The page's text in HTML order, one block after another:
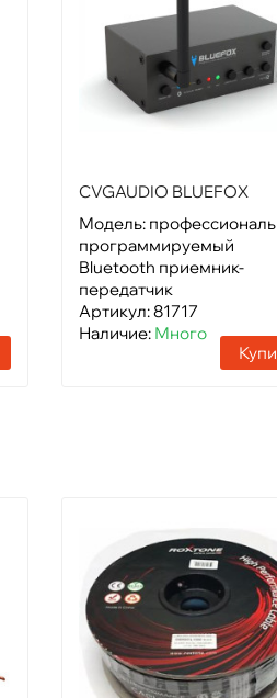
CVGAUDIO BLUEFOX
Модель:
программируемый
Bluetooth приемник-
передатчик
Артикул: 81717
Наличие: Много